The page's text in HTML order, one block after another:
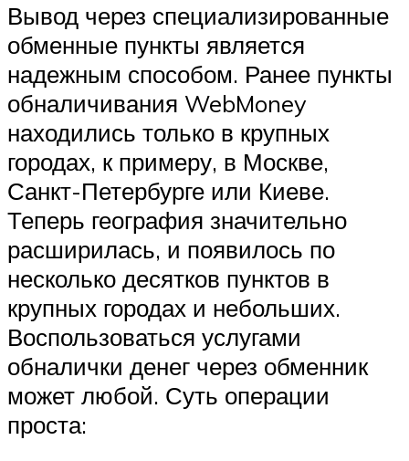
Вывод через специализированные
обменные пункты является
надежным способом. Ранее пункты
обналичивания WebMoney
находились только в крупных
городах, к примеру, в Москве,
Санкт-Петербурге или Киеве.
Теперь география значительно
расширилась, и появилось по
несколько десятков пунктов в
крупных городах и небольших.
Воспользоваться услугами
обналички денег через обменник
может любой. Суть операции
проста: